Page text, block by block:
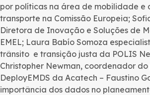
por políticas na área de mobilidade e
transporte na Comissão Europeia;
Diretora de Inovação e Soluções de
EMEL; Laura Babío Somoza
trânsito e transição justa da POLIS
Christopher Newman, coordenador
DeployEMDS da Acatech – Faustino
importância dos dados no